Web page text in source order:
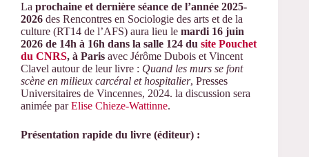
La prochaine et dernière séance de l’année 2025-
2026 des Rencontres en Sociologie des arts et de la
culture (RT14 de l’AFS) aura lieu le mardi 16 juin
2026 de 14h à 16h dans la salle 124 du site Pouchet
du CNRS, à Paris avec Jérôme Dubois et Vincent
Clavel autour de leur livre : Quand les murs se font
scène en milieux carcéral et hospitalier, Presses
Universitaires de Vincennes, 2024. la discussion sera
animée parElise Chieze-Wattinne.
Présentation rapide du livre (éditeur) :